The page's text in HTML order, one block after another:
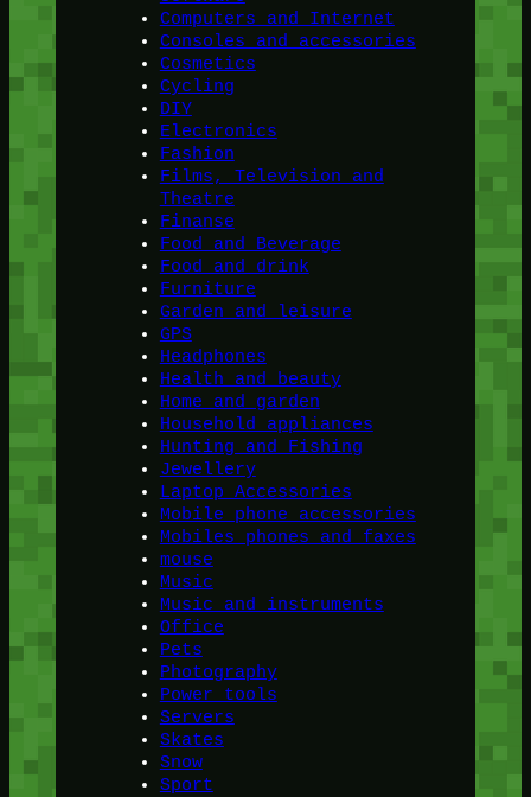
Computers and Internet
Consoles and accessories
Cosmetics
Cycling
DIY
Electronics
Fashion
Films, Television and
Theatre
Finanse
Food and Beverage
Food and drink
Furniture
Garden and leisure
GPS
Headphones
Health and beauty
Home and garden
Household appliances
Hunting and Fishing
Jewellery
Laptop Accessories
Mobile phone accessories
Mobiles phones and faxes
mouse
Music
Music and instruments
Office
Pets
Photography
Power tools
Servers
Skates
Snow
Sport